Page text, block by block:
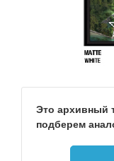
Это архивный
подберем